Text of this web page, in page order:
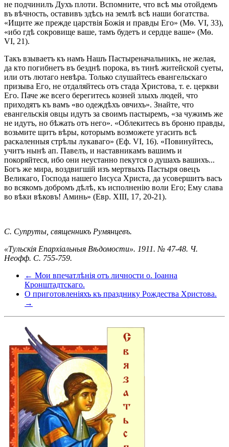
не подчинилъ Духъ плоти. Вспомните, что всѣ мы отойдемъ
въ вѣчность, оставивъ здѣсь на землѣ всѣ наши богатства.
«Ищите же прежде царствія Божія и правды Его» (Мѳ. VI, 33),
«ибо гдѣ сокровище ваше, тамъ будетъ и сердце ваше» (Мѳ.
VІ, 21).
Такъ взываетъ къ намъ Нашъ Пастыреначальникъ, не желая,
да кто погибнетъ въ безднѣ порока, въ тинѣ житейской суеты,
или отъ лютаго невѣра. Только слушайтесь евангельскаго
призыва Его, не отдаляйтесь отъ стада Христова, т. е. церкви
Его. Паче же всего берегитесь козней злыхъ людей, что
приходятъ къ вамъ «во одеждѣхъ овчихъ». Знайте, что
евангельскія овцы идутъ за своимъ пастыремъ, «за чужимъ же
не идутъ, но бѣжать отъ него». «Облекитесь въ броню правды,
возьмите щитъ вѣры, которымъ возможете угасить всѣ
раскаленныя стрѣлы лукаваго» (Еф. VІ, 16). «Повинуйтесь,
учитъ нынѣ ап. Павелъ, и наставникамъ вашимъ и
покоряйтеся, ибо они неустанно пекутся о душахъ вашихъ...
Богъ же мира, воздвигшій изъ мертвыхъ Пастыря овецъ
Великаго, Господа нашего Іисуса Христа, да усовершитъ васъ
во всякомъ добромъ дѣлѣ, къ исполненію воли Его; Ему слава
во вѣки вѣковъ! Аминь» (Евр. XIII, 17, 20-21).
С. Супруты, священникъ Румянцевъ.
«Тульскія Епархіальныя Вѣдомости». 1911. № 47-48. Ч.
Неофф. С. 755-759.
← Мои впечатлѣнія отъ личности о. Іоанна
Кронштадтскаго.
О приготовленіяхъ къ празднику Рождества Христова.
→